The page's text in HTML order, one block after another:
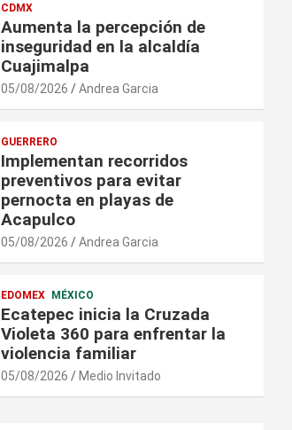
CDMX
Aumenta la percepción de
inseguridad en la alcaldía
Cuajimalpa
05/08/2026 Andrea Garcia
GUERRERO
Implementan recorridos
preventivos para evitar
pernocta en playas de
Acapulco
05/08/2026 Andrea Garcia
EDOMEX MÉXICO
Ecatepec inicia la Cruzada
Violeta 360 para enfrentar la
violencia familiar
05/08/2026 Medio Invitado